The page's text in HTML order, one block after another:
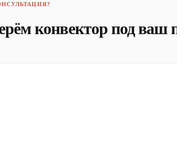
конвектор под ваш